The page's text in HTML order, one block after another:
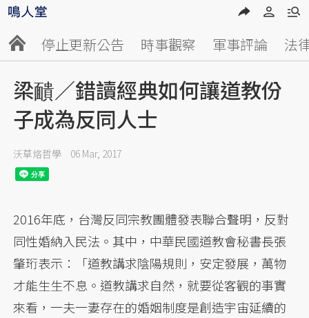
停止更新公告 時事觀察 軍事評論 法
梁靧／錯讀經典如何讓道教份
子成為反同人士
沃草烙哲學 06 Mar, 2017
2016年底，台灣反同宗教團體發表聯合聲明，反對
同性婚納入民法。其中，中華民國道教會秘書長張
肇珩表示：「道教講求陰陽規則，安定發展，萬物
才能生生不息。道教講求自然，就要從客觀的事實
來看，一夫一妻存在的婚姻制度是創造宇宙延續的